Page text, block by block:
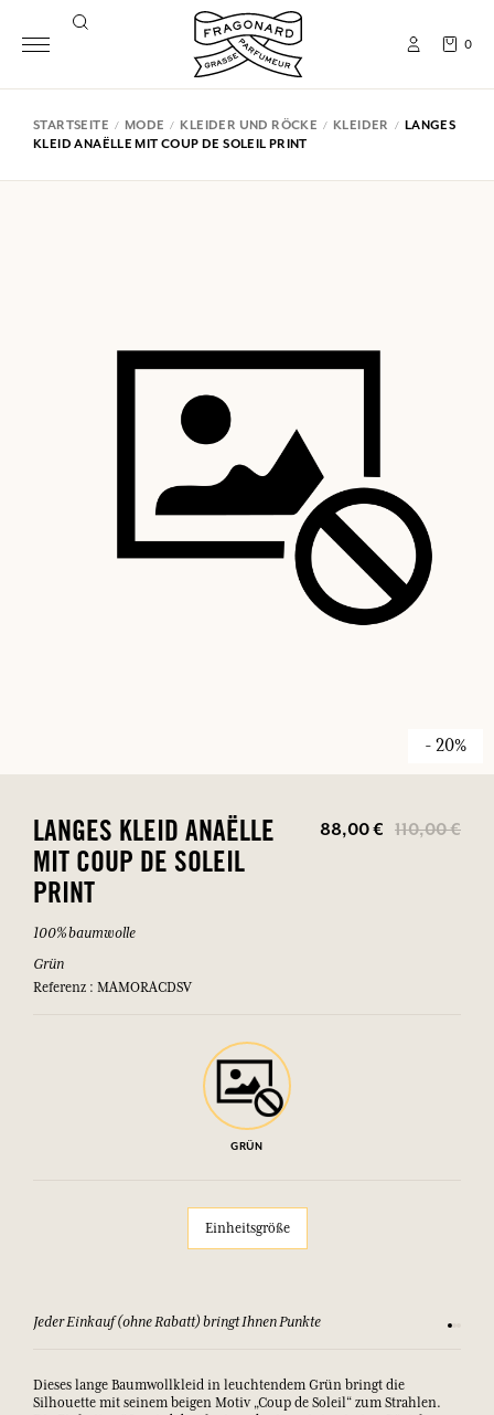
0
STARTSEITE MODE KLEIDER UND RÖCKE KLEIDER
LANGES
KLEID ANAËLLE MIT COUP DE SOLEIL PRINT
- 20%
LANGES KLEID ANAËLLE
MIT COUP DE SOLEIL
PRINT
88,00 € 110,00 €
100% baumwolle
Grün
Referenz : MAMORACDSV
GRÜN
Einheitsgröße
Jeder Einkauf (ohne Rabatt) bringt Ihnen Punkte Sehen
Dieses lange Baumwollkleid in leuchtendem Grün bringt die
Silhouette mit seinem beigen Motiv „Coup de Soleil“ zum Strahlen.